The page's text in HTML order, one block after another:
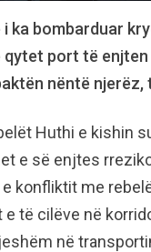
ka bombarduar
qytet port të enjten
nëntë
Huthi e kishin
e së enjtes
konfliktit me
e të cilëve në
në